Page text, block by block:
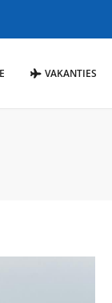
VAKANTIES